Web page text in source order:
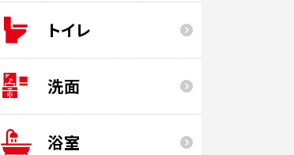
トイレ
洗面
浴室